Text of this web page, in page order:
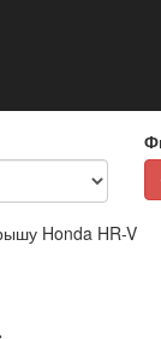
Honda HR-V